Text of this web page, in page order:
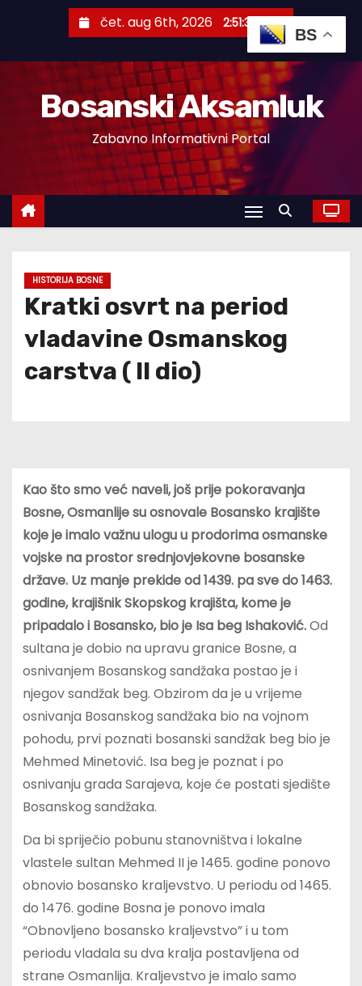
n
čet. aug 6th, 2026 2:51:38 AM
Bosanski Aksamluk
Zabavno Informativni Portal
HISTORIJA BOSNE
Kratki osvrt na period
vladavine Osmanskog
carstva ( II dio)
Kao što smo već naveli, još prije pokoravanja
Bosne, Osmanlije su osnovale Bosansko krajište
koje je imalo važnu ulogu u prodorima osmanske
vojske na prostor srednjovjekovne bosanske
države. Uz manje prekide od 1439. pa sve do 1463.
godine, krajišnik Skopskog krajišta, kome je
pripadalo i Bosansko, bio je Isa beg Ishaković.Od
sultana je dobio na upravu granice Bosne, a
osnivanjem Bosanskog sandžaka postao je i
njegov sandžak beg. Obzirom da je u vrijeme
osnivanja Bosanskog sandžaka bio na vojnom
pohodu, prvi poznati bosanski sandžak beg bio je
Mehmed Minetović. Isa beg je poznat i po
osnivanju grada Sarajeva, koje će postati sjedište
Bosanskog sandžaka.
Da bi spriječio pobunu stanovništva i lokalne
vlastele sultan Mehmed II je 1465. godine ponovo
obnovio bosansko kraljevstvo. U periodu od 1465.
do 1476. godine Bosna je ponovo imala
“Obnovljeno bosansko kraljevstvo” i u tom
periodu vladala su dva kralja postavljena od
strane Osmanlija. Kraljevstvo je imalo samo
BS